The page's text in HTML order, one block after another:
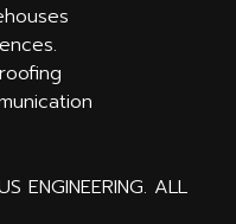
ENGINEERING. ALL